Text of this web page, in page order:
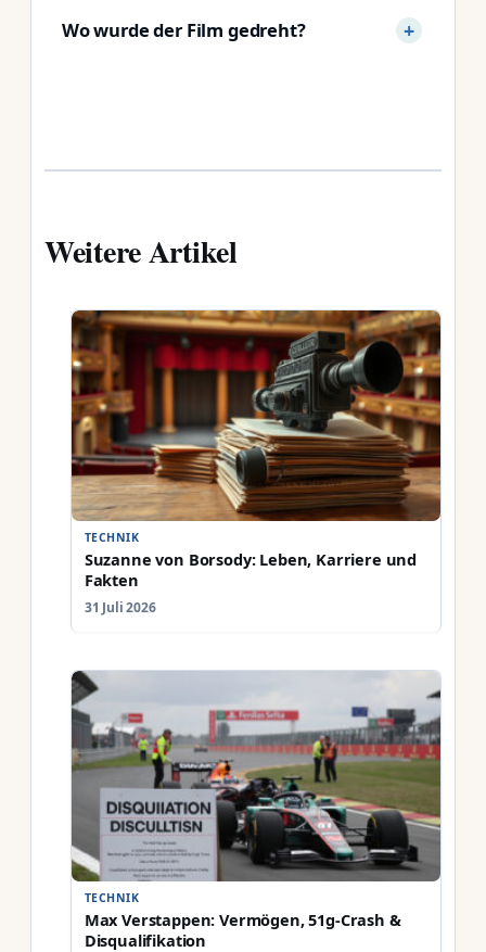
Wo wurde der Film gedreht?
Weitere Artikel
TECHNIK
Suzanne von Borsody: Leben, Karriere und
Fakten
31 Juli 2026
TECHNIK
Max Verstappen: Vermögen, 51g-Crash &
Disqualifikation